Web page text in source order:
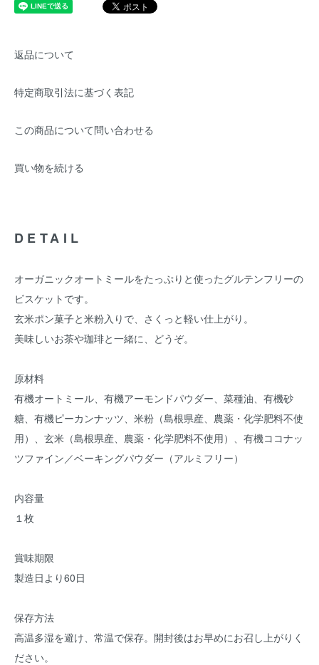
返品について
特定商取引法に基づく表記
この商品について問い合わせる
買い物を続ける
DETAIL
オーガニックオートミールをたっぷりと使ったグルテンフリーの
ビスケットです。
玄米ポン菓子と米粉入りで、さくっと軽い仕上がり。
美味しいお茶や珈琲と一緒に、どうぞ。
原材料
有機オートミール、有機アーモンドパウダー、菜種油、有機砂
糖、有機ピーカンナッツ、米粉（島根県産、農薬・化学肥料不使
用）、玄米（島根県産、農薬・化学肥料不使用）、有機ココナッ
ツファイン／ベーキングパウダー（アルミフリー）
内容量
１枚
賞味期限
製造日より60日
保存方法
高温多湿を避け、常温で保存。開封後はお早めにお召し上がりく
ださい。